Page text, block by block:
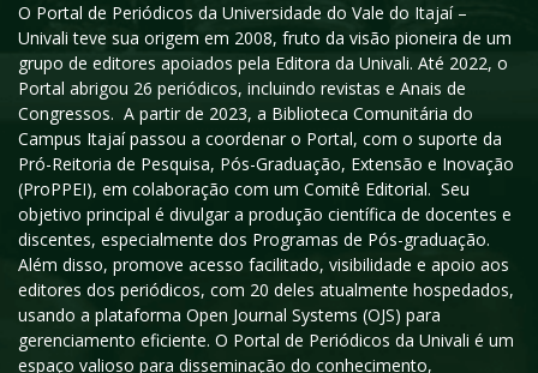
O Portal de Periódicos da Universidade do Vale do Itajaí –
Univali teve sua origem em 2008, fruto da visão pioneira de um
grupo de editores apoiados pela Editora da Univali. Até 2022, o
Portal abrigou 26 periódicos, incluindo revistas e Anais de
Congressos. A partir de 2023, a Biblioteca Comunitária do
Campus Itajaí passou a coordenar o Portal, com o suporte da
Pró-Reitoria de Pesquisa, Pós-Graduação, Extensão e Inovação
(ProPPEI), em colaboração com um Comitê Editorial. Seu
objetivo principal é divulgar a produção científica de docentes e
discentes, especialmente dos Programas de Pós-graduação.
Além disso, promove acesso facilitado, visibilidade e apoio aos
editores dos periódicos, com 20 deles atualmente hospedados,
usando a plataforma Open Journal Systems (OJS) para
gerenciamento eficiente. O Portal de Periódicos da Univali é um
espaço valioso para disseminação do conhecimento,